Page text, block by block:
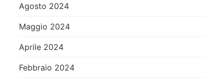
Agosto 2024
Maggio 2024
Aprile 2024
Febbraio 2024